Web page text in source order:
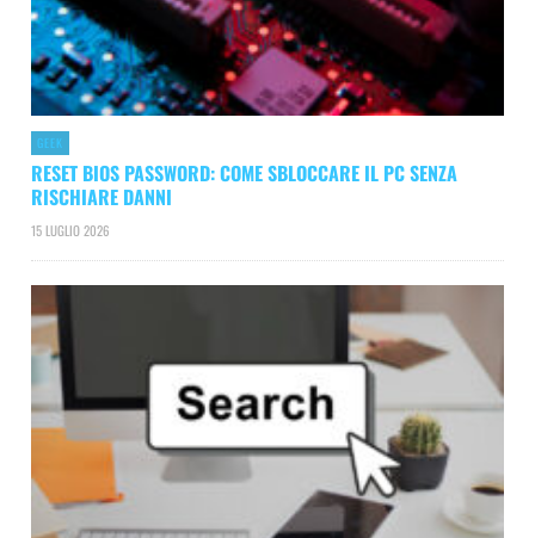
GEEK
RESET BIOS PASSWORD: COME SBLOCCARE IL PC SENZA
RISCHIARE DANNI
15 LUGLIO 2026